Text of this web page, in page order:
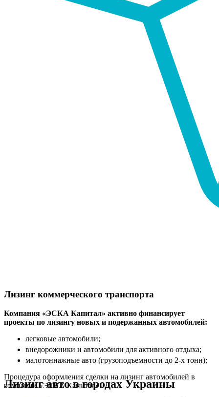
Лизинг коммерческого транспорта
Компания «ЭСКА Капитал» активно финансирует
проекты по лизингу новых и подержанных автомобилей:
легковые автомобили;
внедорожники и автомобили для активного отдыха;
малотоннажные авто (грузоподъемности до 2-х тонн);
Процедура оформления сделки на лизинг автомобилей в
компании «ЭСКА Капитал»:
Лизинг авто в городах Украины